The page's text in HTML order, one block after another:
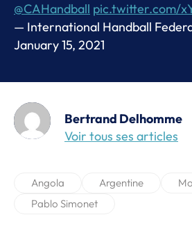
@CAHandball pic.twitter.com/
— International Handball
January 15, 2021
Bertrand Delhomme
Voir tous ses articles
Angola Argentine
Pablo Simonet